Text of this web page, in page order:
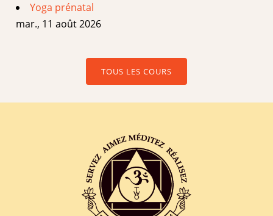
Yoga prénatal
mar., 11 août 2026
TOUS LES COURS